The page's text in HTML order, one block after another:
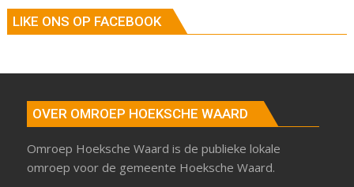
LIKE ONS OP FACEBOOK
OVER OMROEP HOEKSCHE WAARD
Omroep Hoeksche Waard is de publieke lokale
omroep voor de gemeente Hoeksche Waard.